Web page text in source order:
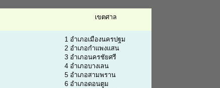
เขตศาล
1 อำเภอเมืองนครปฐม
2 อำเภอกำแพงแสน
3 อำเภอนครชัยศรี
4 อำเภอบางเลน
5 อำเภอสามพราน
6 อำเภอดอนตูม